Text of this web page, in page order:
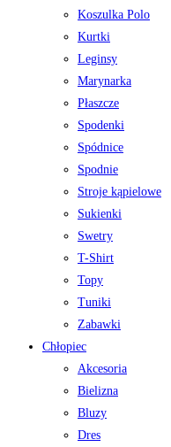
Koszulka Polo
Kurtki
Leginsy
Marynarka
Płaszcze
Spodenki
Spódnice
Spodnie
Stroje kąpielowe
Sukienki
Swetry
T-Shirt
Topy
Tuniki
Zabawki
Chłopiec
Akcesoria
Bielizna
Bluzy
Dres